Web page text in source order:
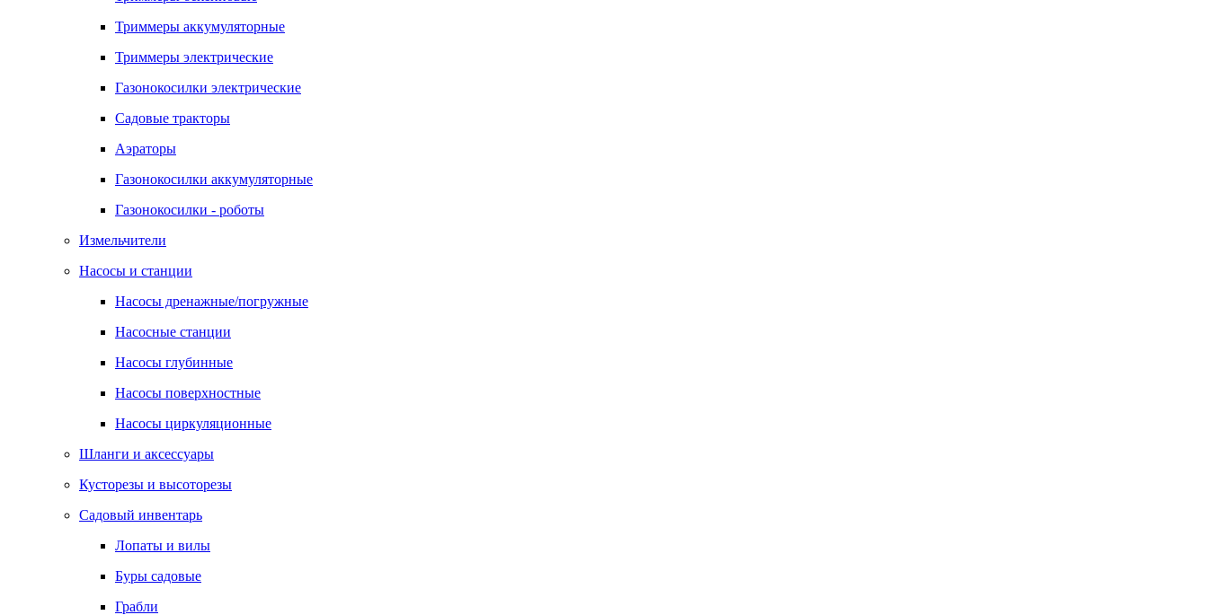
Триммеры аккумуляторные
Триммеры электрические
Газонокосилки электрические
Садовые тракторы
Аэраторы
Газонокосилки аккумуляторные
Газонокосилки - роботы
Измельчители
Насосы и станции
Насосы дренажные/погружные
Насосные станции
Насосы глубинные
Насосы поверхностные
Насосы циркуляционные
Шланги и аксессуары
Кусторезы и высоторезы
Садовый инвентарь
Лопаты и вилы
Буры садовые
Грабли